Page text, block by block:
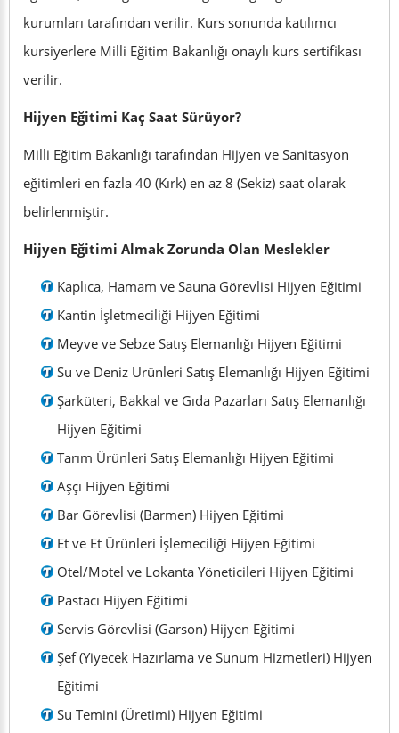
kurumları tarafından verilir. Kurs sonunda katılımcı
kursiyerlere Milli Eğitim Bakanlığı onaylı kurs sertifikası
verilir.
Hijyen Eğitimi Kaç Saat Sürüyor?
Milli Eğitim Bakanlığı tarafından Hijyen ve Sanitasyon
eğitimleri en fazla 40 (Kırk) en az 8 (Sekiz) saat olarak
belirlenmiştir.
Hijyen Eğitimi Almak Zorunda Olan Meslekler
Kaplıca, Hamam ve Sauna Görevlisi Hijyen Eğitimi
Kantin İşletmeciliği Hijyen Eğitimi
Meyve ve Sebze Satış Elemanlığı Hijyen Eğitimi
Su ve Deniz Ürünleri Satış Elemanlığı Hijyen Eğitimi
Şarküteri, Bakkal ve Gıda Pazarları Satış Elemanlığı
Hijyen Eğitimi
Tarım Ürünleri Satış Elemanlığı Hijyen Eğitimi
Aşçı Hijyen Eğitimi
Bar Görevlisi (Barmen) Hijyen Eğitimi
Et ve Et Ürünleri İşlemeciliği Hijyen Eğitimi
Otel/Motel ve Lokanta Yöneticileri Hijyen Eğitimi
Pastacı Hijyen Eğitimi
Servis Görevlisi (Garson) Hijyen Eğitimi
Şef (Yiyecek Hazırlama ve Sunum Hizmetleri) Hijyen
Eğitimi
Su Temini (Üretimi) Hijyen Eğitimi